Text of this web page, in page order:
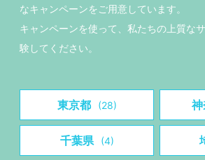
なキャンペーンをご用意しています。
キャンペーンを使って、私たちの上質な
験してください。
東京都 (28)
千葉県 (4)